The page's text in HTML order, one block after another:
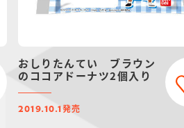
おしりたんてい ブラウン
のココアドーナツ2個入り
2019.10.1 発売